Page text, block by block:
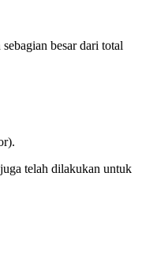
besar dari total
telah dilakukan untuk